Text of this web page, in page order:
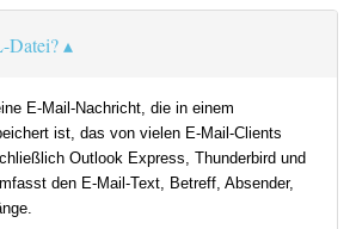
Datei?
E-Mail-Nachricht, die in einem
ist, das von vielen E-Mail-Clients
Outlook Express, Thunderbird und
den E-Mail-Text, Betreff, Absender,